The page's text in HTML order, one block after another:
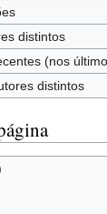
distintos
(nos
distintos